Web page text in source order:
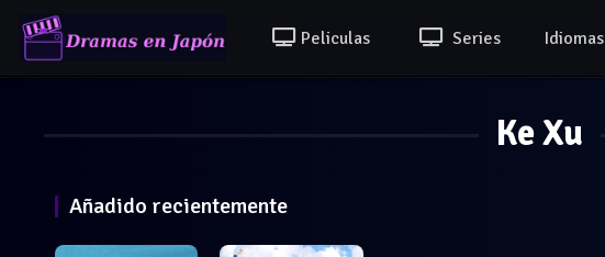
Peliculas Series Idiomas
Ke Xu
Añadido recientemente